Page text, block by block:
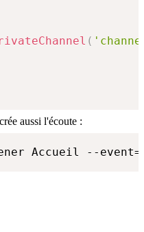
(
aussi l'écoute :
Accueil --